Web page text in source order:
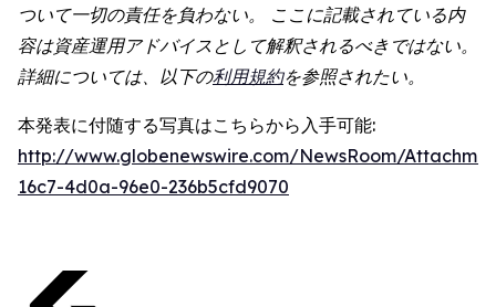
ついて一切の責任を負わない。 ここに記載されている内
容は資産運用アドバイスとして解釈されるべきではない。
詳細については、以下の利用規約を参照されたい。
本発表に付随する写真はこちらから入手可能:
http://www.globenewswire.com/NewsRoom/
16c7-4d0a-96e0-236b5cfd9070